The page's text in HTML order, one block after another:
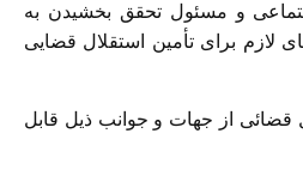
و مسئول تحقق بخشیدن به
برای تأمین استقلال قضایی
قضائی از جهات و جوانب ذیل قابل